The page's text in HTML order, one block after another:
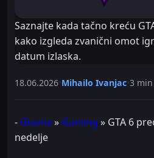
Saznajte kada tačno kreću
kako izgleda zvanični omot
datum izlaska.
18.06.2026 Mihailo Ivanjac 3
- Glavna » Gaming » GTA 6
nedelje